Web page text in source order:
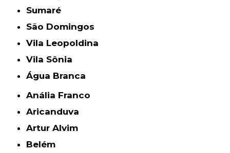
Sumaré
São Domingos
Vila Leopoldina
Vila Sônia
Água Branca
Anália Franco
Aricanduva
Artur Alvim
Belém